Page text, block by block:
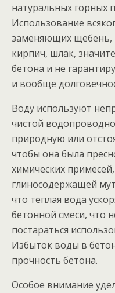
натуральных горных
Использование
заменяющих щебень,
кирпич, шлак,
бетона и не
и вообще
Воду используют
чистой
природную или
чтобы она была
химических
глиносодержащей
что теплая вода
бетонной смеси, что
постараться
Избыток воды в
прочность бетона.
Особое внимание